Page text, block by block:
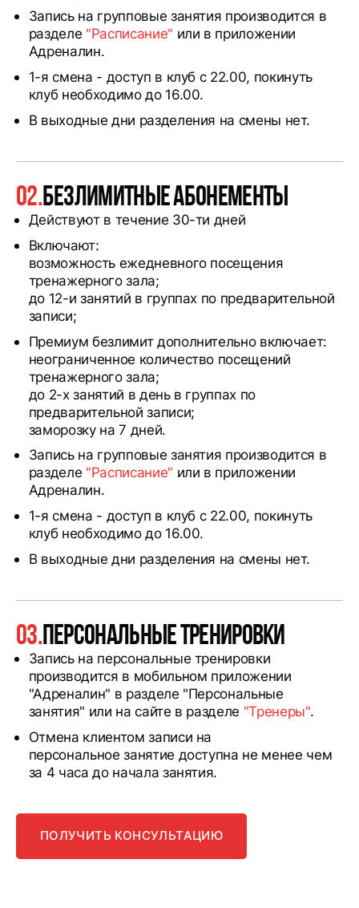
Запись на групповые занятия производится в
разделе "Расписание" или в приложении
Адреналин.
1-я смена - доступ в клуб с 22.00, покинуть
клуб необходимо до 16.00.
В выходные дни разделения на смены нет.
02.Безлимитные абонементы
Действуют в течение 30-ти дней
Включают:
возможноcть ежедневного посещения
тренажерного зала;
до 12-и занятий в группах по предварительной
записи;
Премиум безлимит дополнительно включает:
неограниченное количество посещений
тренажерного зала;
до 2-х занятий в день в группах по
предварительной записи;
заморозку на 7 дней.
Запись на групповые занятия производится в
разделе "Расписание" или в приложении
Адреналин.
1-я смена - доступ в клуб с 22.00, покинуть
клуб необходимо до 16.00.
В выходные дни разделения на смены нет.
03.Персональные тренировки
Запись на персональные тренировки
производится в мобильном приложении
"Адреналин" в разделе "Персональные
занятия" или на сайте в разделе "Тренеры".
Отмена клиентом записи на
персональное занятие доступна не менее чем
за 4 часа до начала занятия.
ПОЛУЧИТЬ КОНСУЛЬТАЦИЮ